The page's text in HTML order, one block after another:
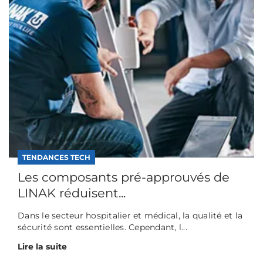
TENDANCES TECH
Les composants pré-approuvés de
LINAK réduisent...
Dans le secteur hospitalier et médical, la qualité et la
sécurité sont essentielles. Cependant, l...
Lire la suite